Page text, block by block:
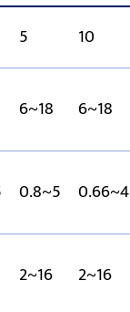
5 10
6~18 6~18
0.8~5 0.66~4
2~16 2~16